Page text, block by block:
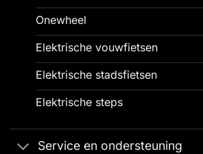
Onewheel
Elektrische vouwfietsen
Elektrische stadsfietsen
Elektrische steps
Service en ondersteuning